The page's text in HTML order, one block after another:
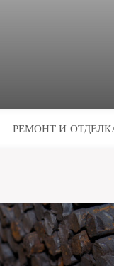
РЕМОНТ И